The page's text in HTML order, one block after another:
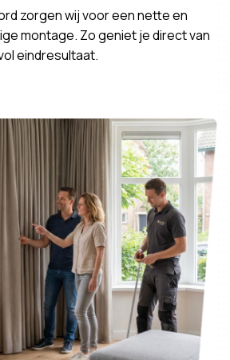
zorgen wij voor een nette en
montage. Zo geniet je direct van
eindresultaat.